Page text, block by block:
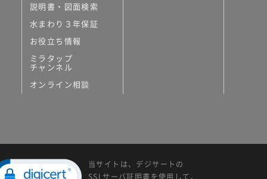
説明書・図面検索
水まわり３年保証
お役立ち情報
ミラタップ
チャンネル
オンライン相談
当サイトは、デジサートの
SSLサーバ証明書を使用して、